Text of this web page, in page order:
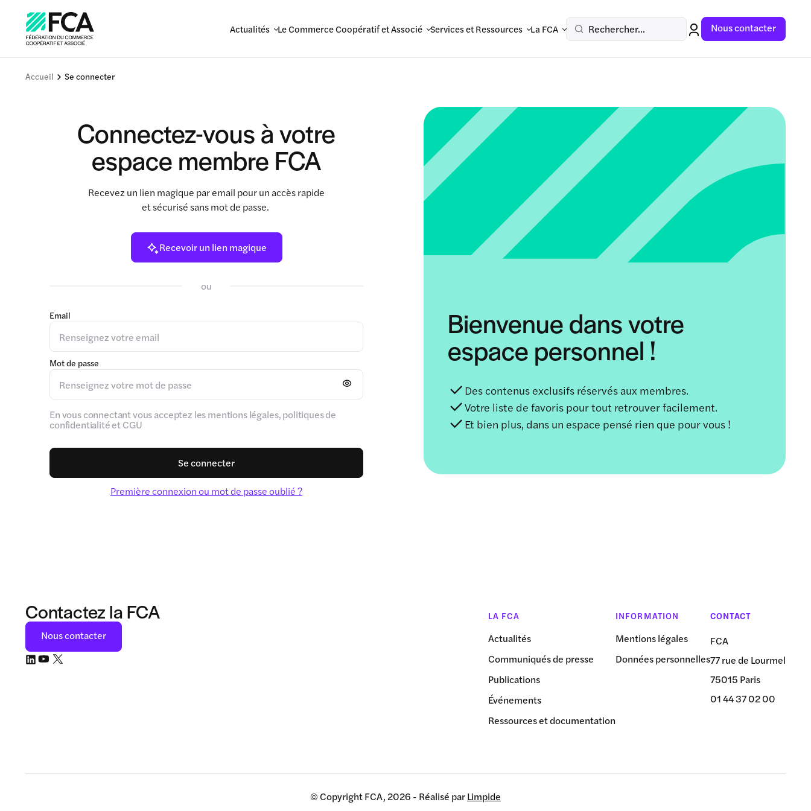
Actualités Le Commerce Coopératif et Associé Services et Ressources La FCA Rechercher... Nous contacter
Accueil Se connecter
Connectez-vous à votre
espace membre FCA
Recevez un lien magique par email pour un accès rapide
et sécurisé sans mot de passe.
Recevoir un lien magique
ou
Email
Mot de passe
En vous connectant vous acceptez les mentions légales, politiques de
confidentialité et CGU
Se connecter
Première connexion ou mot de passe oublié ?
Bienvenue dans votre
espace personnel !
Des contenus exclusifs réservés aux membres.
Votre liste de favoris pour tout retrouver facilement.
Et bien plus, dans un espace pensé rien que pour vous !
Contactez la FCA
Nous contacter
LA FCA
Actualités
Communiqués de presse
Publications
Événements
Ressources et documentation
INFORMATION
Mentions légales
Données personnelles
CONTACT
FCA
77 rue de Lourmel
75015 Paris
01 44 37 02 00
© Copyright FCA, 2026 - Réalisé parLimpide